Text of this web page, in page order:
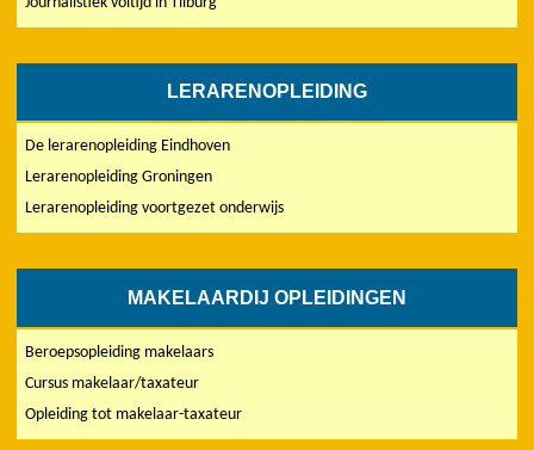
LERARENOPLEIDING
De lerarenopleiding Eindhoven
Lerarenopleiding Groningen
Lerarenopleiding voortgezet onderwijs
MAKELAARDIJ OPLEIDINGEN
Beroepsopleiding makelaars
Cursus makelaar/taxateur
Opleiding tot makelaar-taxateur